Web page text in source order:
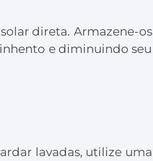
direta. Armazene-os
e diminuindo seu
lavadas, utilize uma